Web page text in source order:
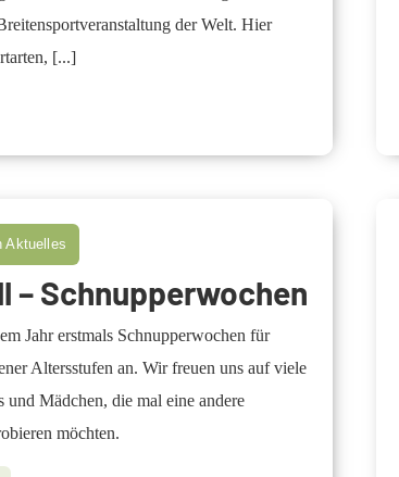
der Welt. Hier
[...]
Aktuelles
– Schnupperwochen
Jahr erstmals Schnupperwochen für
Altersstufen an. Wir freuen uns auf viele
und Mädchen, die mal eine andere
möchten.